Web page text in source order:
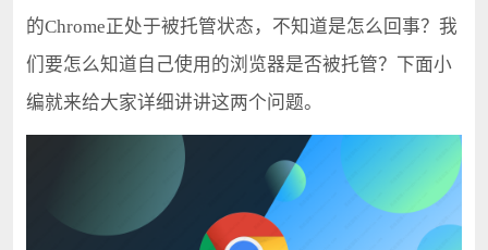
的Chrome正处于被托管状态，不知道是怎么回事？我
们要怎么知道自己使用的浏览器是否被托管？下面小
编就来给大家详细讲讲这两个问题。